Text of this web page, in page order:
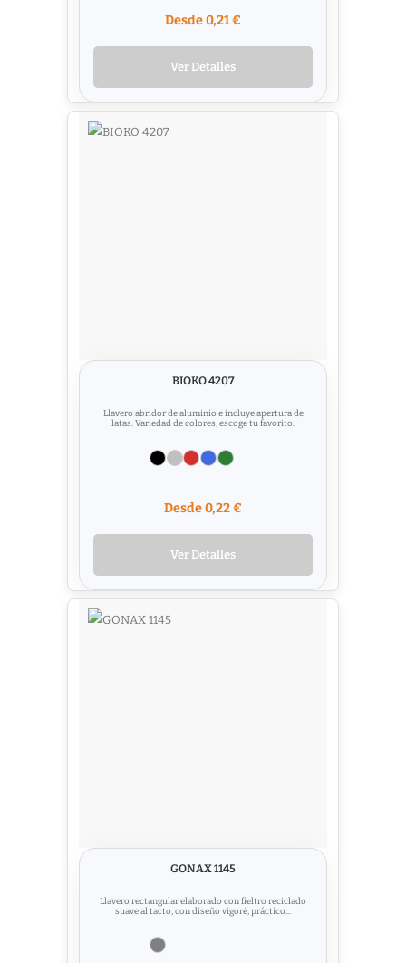
Desde 0,21 €
Ver Detalles
BIOKO 4207
Llavero abridor de aluminio e incluye apertura de
latas. Variedad de colores, escoge tu favorito.
Desde 0,22 €
Ver Detalles
GONAX 1145
Llavero rectangular elaborado con fieltro reciclado
suave al tacto, con diseño vigoré, práctico...